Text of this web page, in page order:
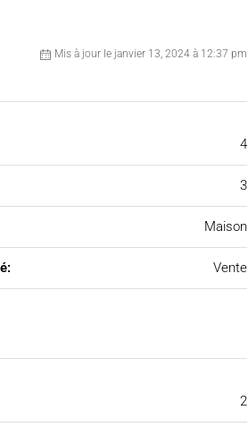
Mis à jour le janvier 13, 2024 à 12:37 pm
4
3
Maison
Vente
2